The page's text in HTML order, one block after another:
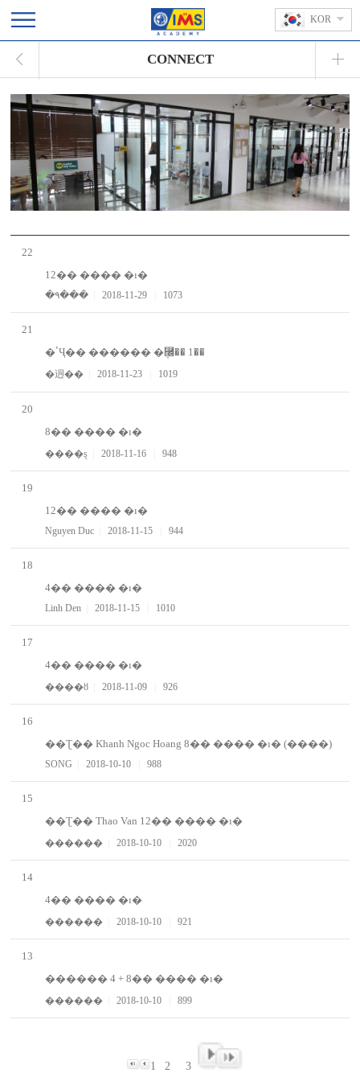
KOR
CONNECT
22
12�� ���� �ı�
�۹��� 2018-11-29 1073
21
�ٴҶ�� ������ �ܱ⿬�� 1��
�迵�� 2018-11-23 1019
20
8�� ���� �ı�
����ȿ 2018-11-16 948
19
12�� ���� �ı�
Nguyen Duc 2018-11-15 944
18
4�� ���� �ı�
Linh Den 2018-11-15 1010
17
4�� ���� �ı�
����ȣ 2018-11-09 926
16
��Ʈ�� Khanh Ngoc Hoang 8�� ���� �ı� (����)
SONG 2018-10-10 988
15
��Ʈ�� Thao Van 12�� ���� �ı�
������ 2018-10-10 2020
14
4�� ���� �ı�
������ 2018-10-10 921
13
������ 4 + 8�� ���� �ı�
������ 2018-10-10 899
1 2 3